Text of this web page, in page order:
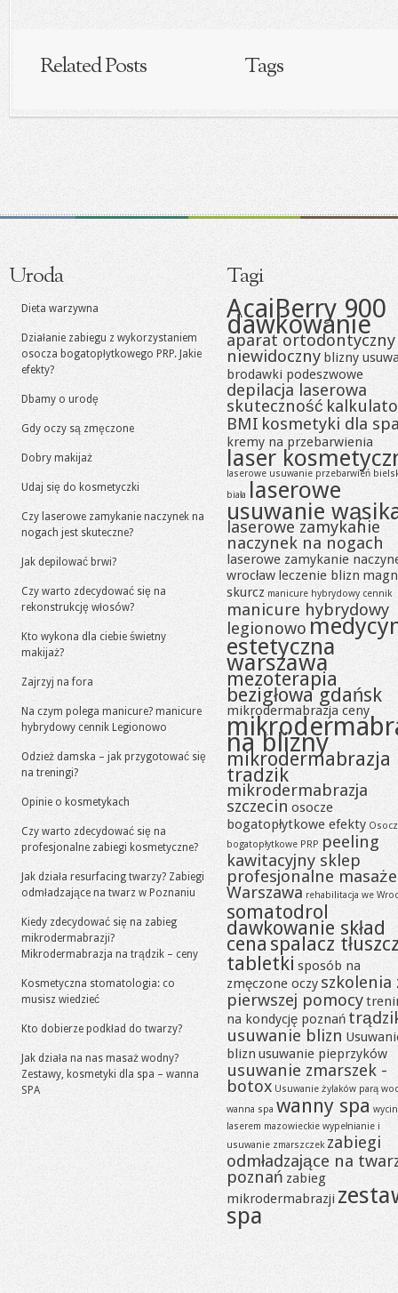
Related Posts Tags
Uroda
Dieta warzywna
Działanie zabiegu z wykorzystaniem
osocza bogatopłytkowego PRP. Jakie
efekty?
Dbamy o urodę
Gdy oczy są zmęczone
Dobry makijaż
Udaj się do kosmetyczki
Czy laserowe zamykanie naczynek na
nogach jest skuteczne?
Jak depilować brwi?
Czy warto zdecydować się na
rekonstrukcję włosów?
Kto wykona dla ciebie świetny
makijaż?
Zajrzyj na fora
Na czym polega manicure? manicure
hybrydowy cennik Legionowo
Odzież damska – jak przygotować się
na treningi?
Opinie o kosmetykach
Czy warto zdecydować się na
profesjonalne zabiegi kosmetyczne?
Jak działa resurfacing twarzy? Zabiegi
odmładzające na twarz w Poznaniu
Kiedy zdecydować się na zabieg
mikrodermabrazji?
Mikrodermabrazja na trądzik – ceny
Kosmetyczna stomatologia: co
musisz wiedzieć
Kto dobierze podkład do twarzy?
Jak działa na nas masaż wodny?
Zestawy, kosmetyki dla spa – wanna
SPA
Tagi
AcaiBerry 900
dawkowanie
aparat ortodontyczny
niewidoczny blizny
brodawki podeszwowe
depilacja laserowa
skuteczność
BMI kosmetyki dla
kremy na przebarwienia
laser
laserowe usuwanie przebarwień
biała laserowe
usuwanie
laserowe zamykanie
naczynek na nogach
laserowe zamykanie
wrocław leczenie blizn
skurcz manicure hybrydowy cennik
manicure hybrydowy
legionowo
estetyczna
warszawa
mezoterapia
bezigłowa gdańsk
mikrodermabrazja ceny
na blizny
mikrodermabrazja
tradzik
mikrodermabrazja
szczecin osocze
bogatopłytkowe efekty
bogatopłytkowe PRP peeling
kawitacyjny sklep
profesjonalne masaże
Warszawa rehabilitacja we
somatodrol
dawkowanie skład
cena spalacz
tabletki sposób na
zmęczone oczy szkolenia
pierwszej pomocy
na kondycję poznań
usuwanie blizn
blizn usuwanie pieprzyków
usuwanie zmarszek -
botox Usuwanie żylaków parą
wanna spa wanny spa
laserem mazowieckie wypełnianie i
usuwanie zmarszczek zabiegi
odmładzające na
poznań zabieg
mikrodermabrazji
spa